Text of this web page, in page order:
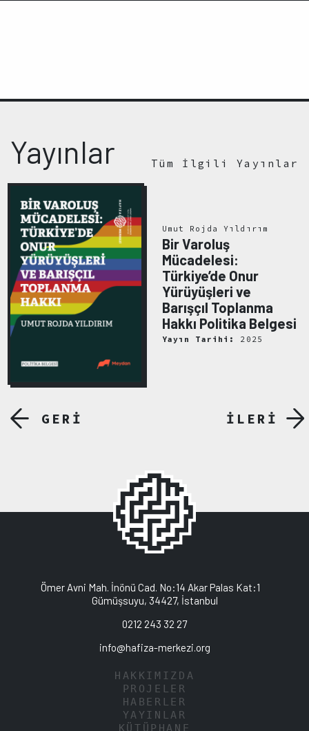
Yayınlar Tüm İlgili Yayınlar
GERİ
Umut Rojda Yıldırım
Bir Varoluş
Mücadelesi:
Türkiye’de Onur
Yürüyüşleri ve
Barışçıl Toplanma
Hakkı Politika Belgesi
Yayın Tarihi: 2025
İLERİ
Ömer Avni Mah. İnönü Cad. No:14 Akar Palas Kat:1
Gümüşsuyu, 34427, İstanbul
0212 243 32 27
info@hafiza-merkezi.org
HAKKIMIZDA
PROJELER
HABERLER
YAYINLAR
KÜTÜPHANE